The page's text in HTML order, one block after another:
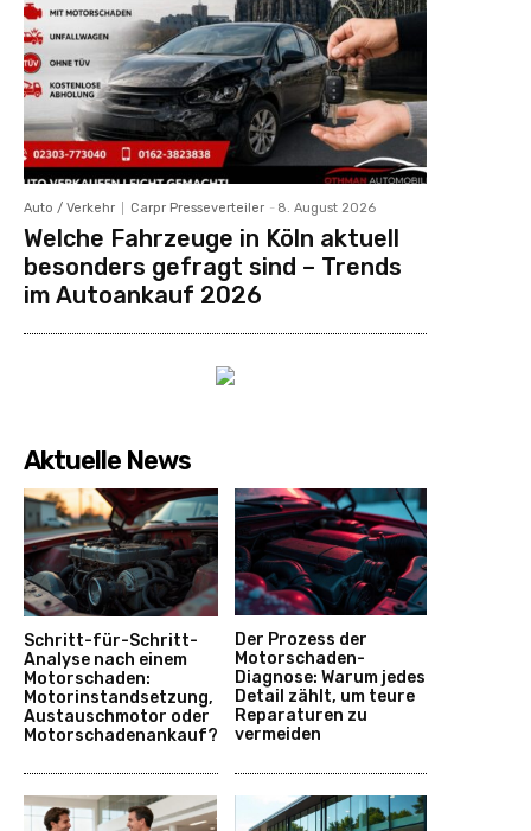
Auto / Verkehr Carpr Presseverteiler - 8. August 2026
Welche Fahrzeuge in Köln aktuell
besonders gefragt sind – Trends
im Autoankauf 2026
Aktuelle News
Schritt-für-Schritt-
Analyse nach einem
Motorschaden:
Motorinstandsetzung,
Austauschmotor oder
Motorschadenankauf?
Der Prozess der
Motorschaden-
Diagnose: Warum jedes
Detail zählt, um teure
Reparaturen zu
vermeiden